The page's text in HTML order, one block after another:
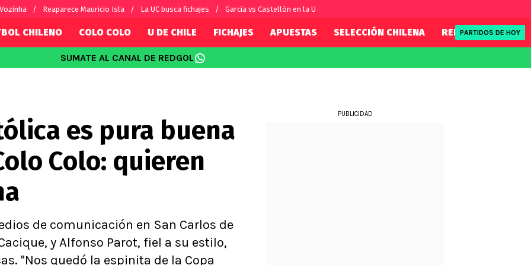
Reaparece Mauricio Isla La UC busca fichajes García vs Castellón en la U
por el mundo
Fútbol Argentino
Fútbol Brasileño
Conference League
Ligue 1
CHILENO COLO COLO U DE CHILE FICHAJES APUESTAS SELECCIÓN CHILENA REDSPORT
PARTIDOS DE HOY
SUMATE AL CANAL DE REDGOL
es pura buena
Colo: quieren
de comunicación en San Carlos de
y Alfonso Parot, fiel a su estilo,
"Nos quedó la espinita de la Copa
PUBLICIDAD